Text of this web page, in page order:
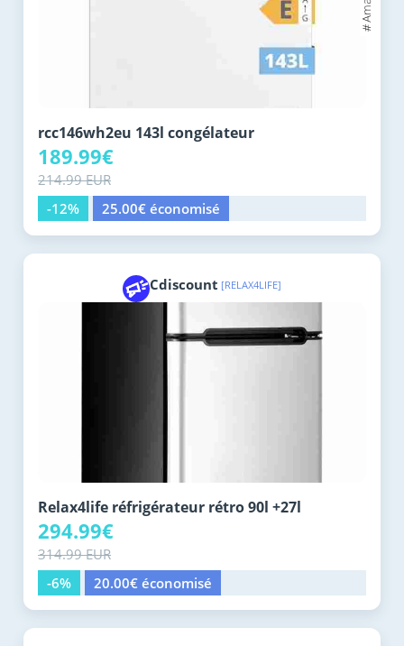
rcc146wh2eu 143l congélateur
189.99€
214.99 EUR
-12%
25.00€ économisé
Cdiscount [RELAX4LIFE]
Relax4life réfrigérateur rétro 90l +27l
294.99€
314.99 EUR
-6%
20.00€ économisé